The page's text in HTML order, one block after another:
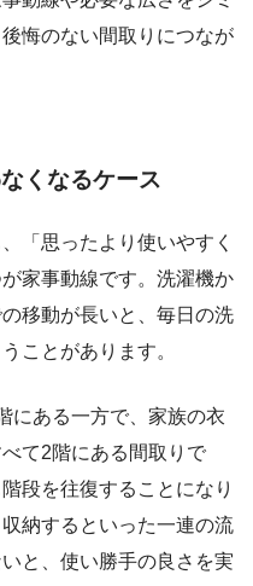
悔のない間取りにつなが
くなるケース
「思ったより使いやすく
家事動線です。洗濯機か
移動が長いと、毎日の洗
ことがあります。
にある一方で、家族の衣
て2階にある間取りで
段を往復することになり
納するといった一連の流
と、使い勝手の良さを実